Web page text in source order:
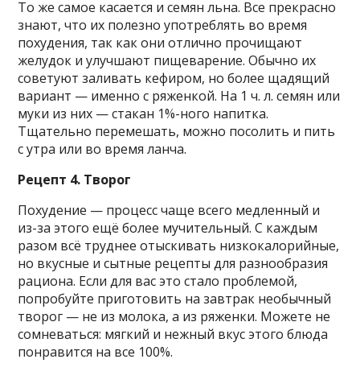
То же самое касается и семян льна. Все прекрасно
знают, что их полезно употреблять во время
похудения, так как они отлично прочищают
желудок и улучшают пищеварение. Обычно их
советуют заливать кефиром, но более щадящий
вариант — именно с ряженкой. На 1 ч. л. семян или
муки из них — стакан 1%-ного напитка.
Тщательно перемешать, можно посолить и пить
с утра или во время ланча.
Рецепт 4. Творог
Похудение — процесс чаще всего медленный и
из-за этого ещё более мучительный. С каждым
разом всё труднее отыскивать низкокалорийные,
но вкусные и сытные рецепты для разнообразия
рациона. Если для вас это стало проблемой,
попробуйте приготовить на завтрак необычный
творог — не из молока, а из ряженки. Можете не
сомневаться: мягкий и нежный вкус этого блюда
понравится на все 100%.